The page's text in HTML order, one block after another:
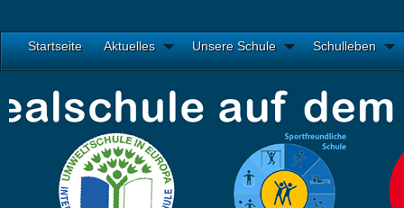
Startseite Aktuelles Unsere Schule Schulleben